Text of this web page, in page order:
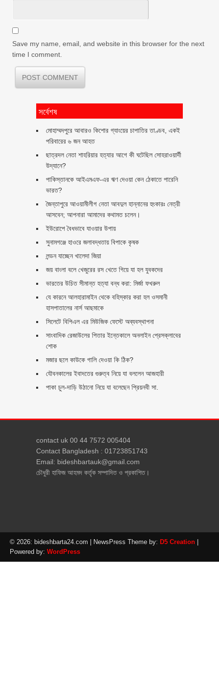
Save my name, email, and website in this browser for the next
time I comment.
সর্বেশষ
মোহাম্মদপুরে আবারও কিশোর গ্যাংয়ের চাপাতির তাণ্ডব, একই
পরিবারের ৬ জন আহত
ছাত্রদল নেতা শাহরিয়ার হত্যার আগে কী ঘটেছিল সোহরাওয়ার্দী
উদ্যানে?
পাকিস্তানকে আইএমএফ-এর ঋণ দেওয়া কেন ঠেকাতে পারেনি
ভারত?
জৈন্তাপুরে আওয়ামীলীগ নেতা আবদুল হান্নানের হুংকারঃ নেত্রী
আসবেন; আপনারা আমাদের কথামত চলেন।
ইউরোপে বৈধভাবে যাওয়ার উপায়
সুনামগঞ্জে হাওরে জলাবদ্ধতায় বিপাকে কৃষক
লন্ডন যাচ্ছেন খালেদা জিয়া
জয় বাংলা বলে খেজুরের রস খেতে গিয়ে যা হল যুবকদের
ভারতের উচিত সীমান্ত হত্যা বন্ধ করা: মির্জা ফখরুল
যে কারনে আলহারামাইন থেকে বহিস্কার করা হল ওসমানী
হাসপাতালের নার্স আছমাকে
সিলেটে বিপিএল এর মিউজিক ফেস্টে অব্যবস্থাপনা
সাংবাদিক রেজাউলের পিতার ইন্তেকালে অনলাইন প্রেসক্লাবের
শোক
মজার ছলে কাউকে গালি দেওয়া কি ঠিক?
যৌবনকালের ইবাদতের গুরুত্ব নিয়ে যা বললেন আজহারী
পাকা চুল-দাড়ি উঠানো নিয়ে যা বলেছেন প্রিয়নবী সা.
contact uk 00 44 7572 005404
Contact Bangladesh : 01723851743
Email: bideshbartauk@gmail.com
চৌধুরী হাফিজ আহমদ কর্তৃক সম্পাদিত ও প্রকাশিত।
© 2026: bideshbarta24.com | NewsPress Theme by: D5 Creation
Powered by: WordPress